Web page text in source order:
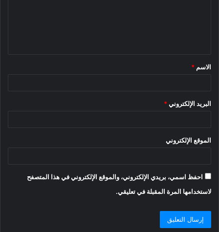
*
الاسم *
البريد الإلكتروني *
الموقع الإلكتروني
احفظ اسمي، بريدي الإلكتروني، والموقع الإلكتروني في هذا المتصفح
لاستخدامها المرة المقبلة في تعليقي.